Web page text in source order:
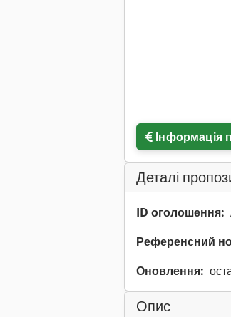
Інформація
Деталі
ID оголошення:
Референсний
Оновлення:
Опис